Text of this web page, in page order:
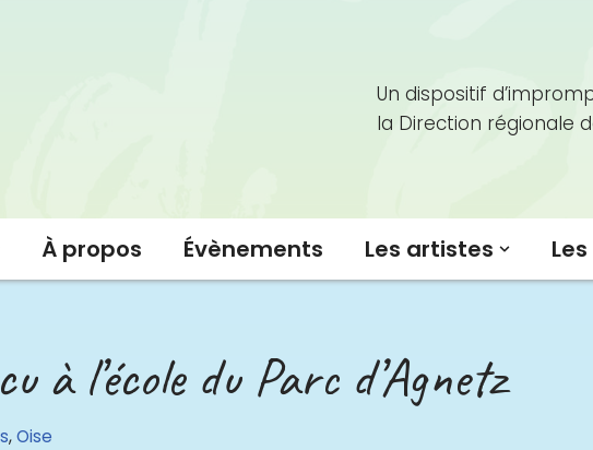
Un dispositif
la Direction régionale
À propos Évènements Les artistes
à l’école du Parc d’Agnetz
,Oise